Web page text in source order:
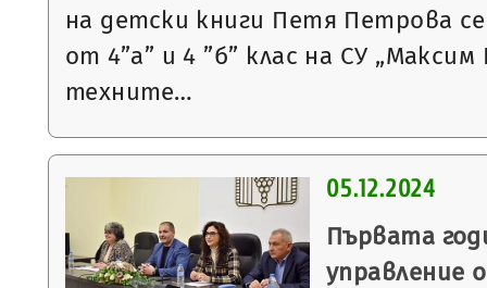
на детски книги Петя Петрова
от 4”а” и 4 ”б” клас на СУ „Максим
техните…
05.12.2024
Първата
управление